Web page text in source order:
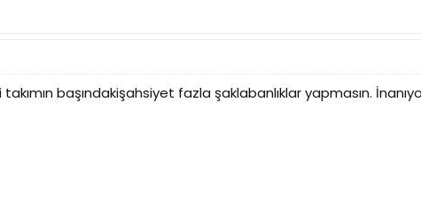
takımın başındakişahsiyet fazla şaklabanlıklar yapmasın.